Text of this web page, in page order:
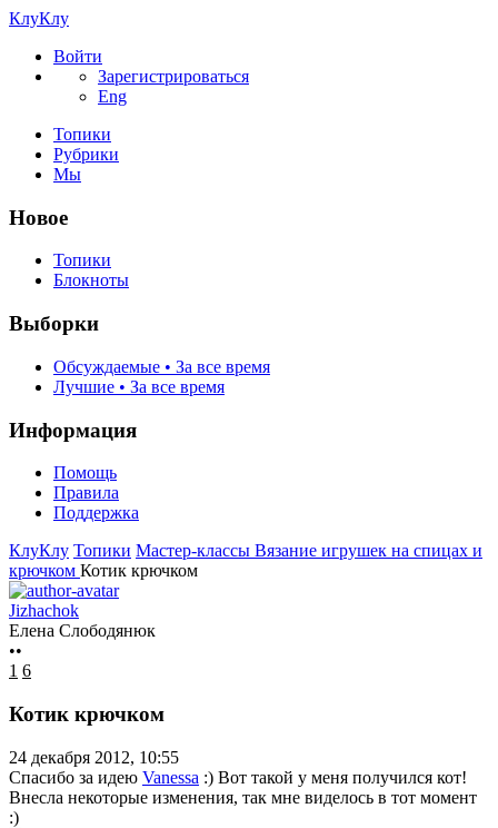
КлуКлу
Войти
Зарегистрироваться
Eng
Топики
Рубрики
Мы
Новое
Топики
Блокноты
Выборки
Обсуждаемые • За все время
Лучшие • За все время
Информация
Помощь
Правила
Поддержка
КлуКлу Топики Мастер-классы Вязание игрушек на спицах и
крючком Котик крючком
Jizhachok
Елена Слободянюк
••
1 6
Котик крючком
24 декабря 2012, 10:55
Спасибо за идею Vanessa :) Вот такой у меня получился кот!
Внесла некоторые изменения, так мне виделось в тот момент
:)